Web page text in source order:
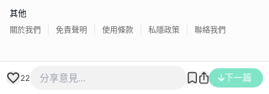
22 下一篇
其他
關於我們 免責聲明 使用條款 私隱政策 聯絡我們
香港經濟日報版權所有©